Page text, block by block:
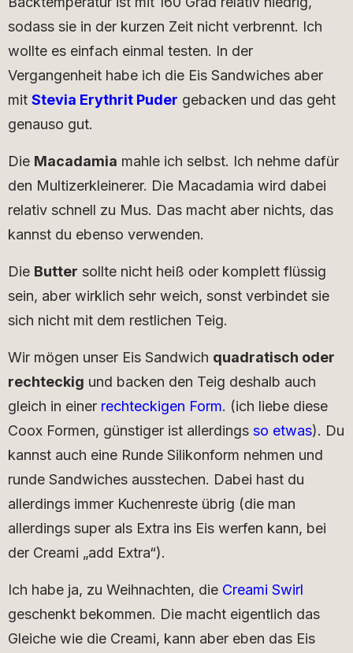
sodass sie in der kurzen Zeit nicht verbrennt. Ich
wollte es einfach einmal testen. In der
Vergangenheit habe ich die Eis Sandwiches aber
mit Stevia Erythrit Puder gebacken und das geht
genauso gut.
Die Macadamia mahle ich selbst. Ich nehme dafür
den Multizerkleinerer. Die Macadamia wird dabei
relativ schnell zu Mus. Das macht aber nichts, das
kannst du ebenso verwenden.
Die Butter sollte nicht heiß oder komplett flüssig
sein, aber wirklich sehr weich, sonst verbindet sie
sich nicht mit dem restlichen Teig.
Wir mögen unser Eis Sandwich quadratisch oder
rechteckig und backen den Teig deshalb auch
gleich in einer rechteckigen Form. (ich liebe diese
Coox Formen, günstiger ist allerdings so etwas). Du
kannst auch eine Runde Silikonform nehmen und
runde Sandwiches ausstechen. Dabei hast du
allerdings immer Kuchenreste übrig (die man
allerdings super als Extra ins Eis werfen kann, bei
der Creami „add Extra“).
Ich habe ja, zu Weihnachten, die Creami Swirl
geschenkt bekommen. Die macht eigentlich das
Gleiche wie die Creami, kann aber eben das Eis